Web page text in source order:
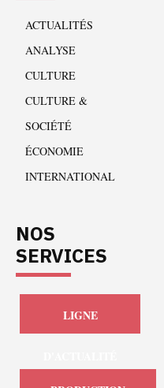
ACTUALITÉS
ANALYSE
CULTURE
CULTURE &
SOCIÉTÉ
ÉCONOMIE
INTERNATIONAL
NOS
SERVICES
LIGNE